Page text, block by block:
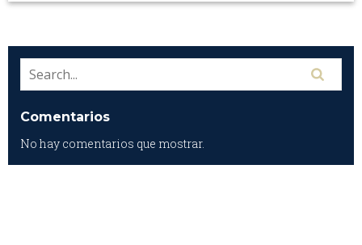
Comentarios
No hay comentarios que mostrar.